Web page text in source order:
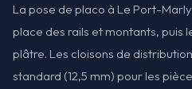
La pose de placo à Le Port-
place des rails et montants, puis
plâtre. Les cloisons de
standard (12,5 mm) pour les